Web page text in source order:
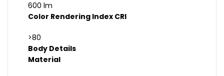
600 lm
Color Rendering Index CRI
>80
Body Details
Material